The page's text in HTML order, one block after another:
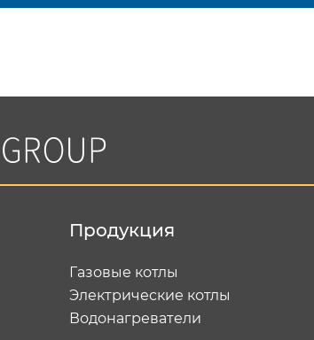
Продукция
Газовые котлы
Электрические котлы
Водонагреватели